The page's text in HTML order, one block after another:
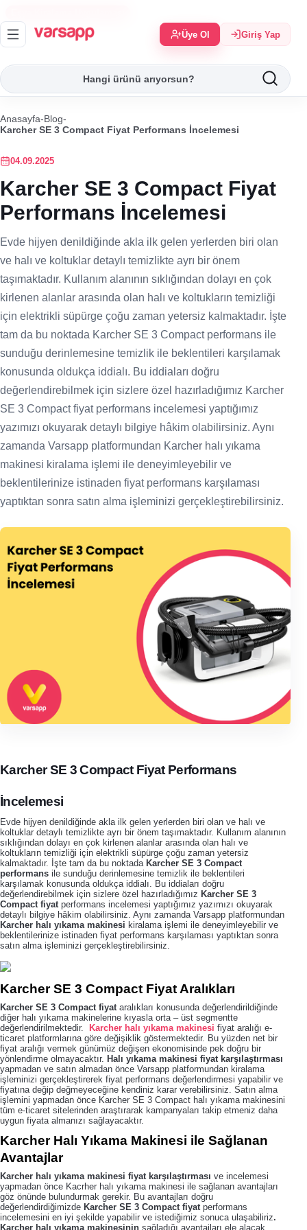
Üye Ol Giriş Yap
Anasayfa-Blog-
Karcher SE 3 Compact Fiyat Performans İncelemesi
04.09.2025
Karcher SE 3 Compact Fiyat
Performans İncelemesi
Evde hijyen denildiğinde akla ilk gelen yerlerden biri olan
ve halı ve koltuklar detaylı temizlikte ayrı bir önem
taşımaktadır. Kullanım alanının sıklığından dolayı en çok
kirlenen alanlar arasında olan halı ve koltukların temizliği
için elektrikli süpürge çoğu zaman yetersiz kalmaktadır. İşte
tam da bu noktada Karcher SE 3 Compact performans ile
sunduğu derinlemesine temizlik ile beklentileri karşılamak
konusunda oldukça iddialı. Bu iddiaları doğru
değerlendirebilmek için sizlere özel hazırladığımız Karcher
SE 3 Compact fiyat performans incelemesi yaptığımız
yazımızı okuyarak detaylı bilgiye hâkim olabilirsiniz. Aynı
zamanda Varsapp platformundan Karcher halı yıkama
makinesi kiralama işlemi ile deneyimleyebilir ve
beklentilerinize istinaden fiyat performans karşılaması
yaptıktan sonra satın alma işleminizi gerçekleştirebilirsiniz.
Karcher SE 3 Compact Fiyat Performans
İncelemesi
Evde hijyen denildiğinde akla ilk gelen yerlerden biri olan ve halı ve
koltuklar detaylı temizlikte ayrı bir önem taşımaktadır. Kullanım alanının
sıklığından dolayı en çok kirlenen alanlar arasında olan halı ve
koltukların temizliği için elektrikli süpürge çoğu zaman yetersiz
kalmaktadır. İşte tam da bu noktada Karcher SE 3 Compact
performans ile sunduğu derinlemesine temizlik ile beklentileri
karşılamak konusunda oldukça iddialı. Bu iddiaları doğru
değerlendirebilmek için sizlere özel hazırladığımız Karcher SE 3
Compact fiyat performans incelemesi yaptığımız yazımızı okuyarak
detaylı bilgiye hâkim olabilirsiniz. Aynı zamanda Varsapp platformundan
Karcher halı yıkama makinesi kiralama işlemi ile deneyimleyebilir ve
beklentilerinize istinaden fiyat performans karşılaması yaptıktan sonra
satın alma işleminizi gerçekleştirebilirsiniz.
Karcher SE 3 Compact Fiyat Aralıkları
Karcher SE 3 Compact fiyat aralıkları konusunda değerlendirildiğinde
diğer halı yıkama makinelerine kıyasla orta – üst segmentte
değerlendirilmektedir.
Karcher halı yıkama makinesi fiyat aralığı e-
ticaret platformlarına göre değişiklik göstermektedir. Bu yüzden net bir
fiyat aralığı vermek günümüz değişen ekonomisinde pek doğru bir
yönlendirme olmayacaktır. Halı yıkama makinesi fiyat karşılaştırması
yapmadan ve satın almadan önce Varsapp platformundan kiralama
işleminizi gerçekleştirerek fiyat performans değerlendirmesi yapabilir ve
fiyatına değip değmeyeceğine kendiniz karar verebilirsiniz. Satın alma
işlemini yapmadan önce Karcher SE 3 Compact halı yıkama makinesini
tüm e-ticaret sitelerinden araştırarak kampanyaları takip etmeniz daha
uygun fiyata almanızı sağlayacaktır.
Karcher Halı Yıkama Makinesi ile Sağlanan
Avantajlar
Karcher halı yıkama makinesi fiyat karşılaştırması ve incelemesi
yapmadan önce Kacrher halı yıkama makinesi ile sağlanan avantajları
göz önünde bulundurmak gerekir. Bu avantajları doğru
değerlendirdiğimizde Karcher SE 3 Compact fiyat performans
incelemesini en iyi şekilde yapabilir ve istediğimiz sonuca ulaşabiliriz.
Karcher halı yıkama makinesinin sağladığı avantajları ele alacak